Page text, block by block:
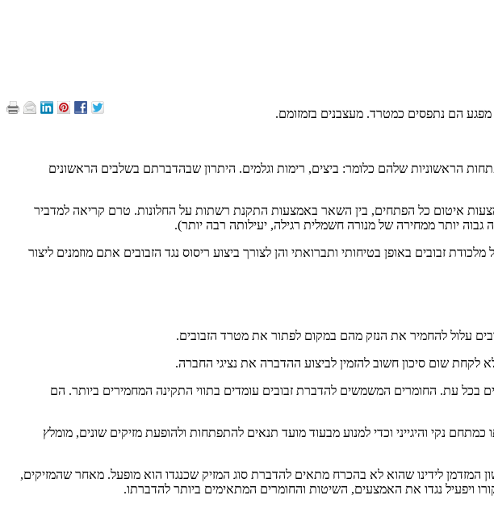
מפגע הם נתפסים כמטרד. מעצבנים בזמזומם.
הראשוניות שלהם כלומר: ביצים, רימות וגלמים. היתרון שבהדברתם בשלבים הראשונים
איטום כל הפתחים, בין השאר באמצעות התקנת רשתות על החלונות. טרם קריאה למדביר
יותר ממחירה של מנורה חשמלית רגילה, יעילותה רבה יותר).
זבובים באופן בטיחותי ותברואתי והן לצורך ביצוע ריסוס נגד הזבובים אתם מוזמנים ליצור
עלול להחמיר את הנזק מהם במקום לפתור את מטרד הזבובים.
לקחת שום סיכון חשוב להזמין לביצוע ההדברה את נציגי החברה.
בכל עת. החומרים המשמשים להדברת זבובים עומדים בתווי התקינה המחמירים ביותר. הם
נקי והיגייני וכדי למנוע מבעוד מועד תנאים להתפתחות ולהופעת מזיקים שונים, מומלץ
לידינו שהוא לא בהכרח מתאים להדברת סוג המזיק שכנגדו הוא מופעל. מאחר שהמזיקים,
ויפעיל נגדו את האמצעים, השיטות והחומרים המתאימים ביותר להדברתו.